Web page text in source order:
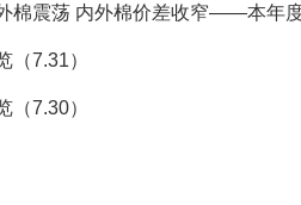
棉震荡 内外棉价差收窄——本年
（7.31）
（7.30）